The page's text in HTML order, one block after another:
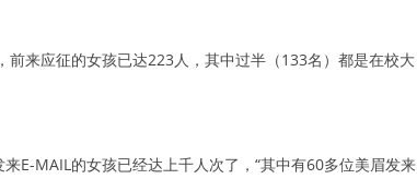
前来应征的女孩已达223人，其中过半（133名）都是在校大
MAIL的女孩已经达上千人次了，“其中有60多位美眉发来